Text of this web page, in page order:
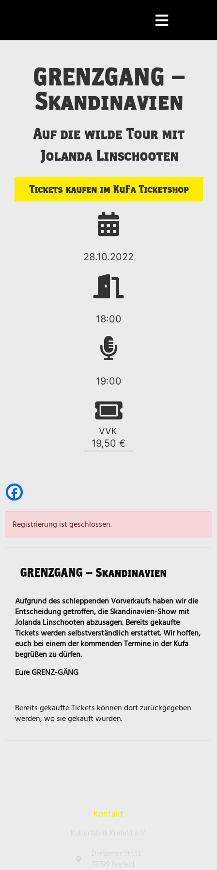
GRENZGANG –
Skandinavien
Auf die wilde Tour mit
Jolanda Linschooten
Tickets kaufen im KuFa Ticketshop
28.10.2022
18:00
19:00
VVK
19,50 €
Registrierung ist geschlossen.
GRENZGANG – Skandinavien
Aufgrund des schleppenden Vorverkaufs haben wir die
Entscheidung getroffen, die Skandinavien-Show mit
Jolanda Linschooten abzusagen. Bereits gekaufte
Tickets werden selbstverständlich erstattet. Wir hoffen,
euch bei einem der kommenden Termine in der Kufa
begrüßen zu dürfen.
Eure GRENZ-GÄNG
Bereits gekaufte Tickets können dort zurückgegeben
werden, wo sie gekauft wurden.
Kontakt